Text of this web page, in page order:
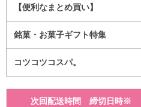
【便利なまとめ買い】
銘菓・お菓子ギフト特集
コツコツコスパ。
次回配送時間 締切日時※